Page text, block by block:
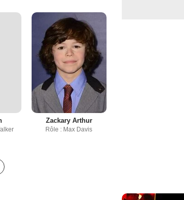
Zackary Arthur
Rôle : Max Davis